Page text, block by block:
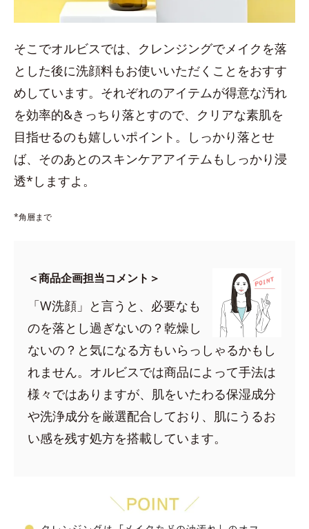
そこでオルビスでは、クレンジングでメイクを落
とした後に洗顔料もお使いいただくことをおすす
めしています。それぞれのアイテムが得意な汚れ
を効率的&きっちり落とすので、クリアな素肌を
目指せるのも嬉しいポイント。しっかり落とせ
ば、そのあとのスキンケアアイテムもしっかり浸
透*しますよ。
*角層まで
＜商品企画担当コメント＞
「W洗顔」と言うと、必要なも
のを落とし過ぎないの？乾燥し
ないの？と気になる方もいらっしゃるかもし
れません。オルビスでは商品によって手法は
様々ではありますが、肌をいたわる保湿成分
や洗浄成分を厳選配合しており、肌にうるお
い感を残す処方を搭載しています。